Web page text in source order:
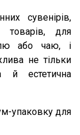
сувенірів,
товарів, для
або чаю, і
не тільки
й естетична
упаковку для